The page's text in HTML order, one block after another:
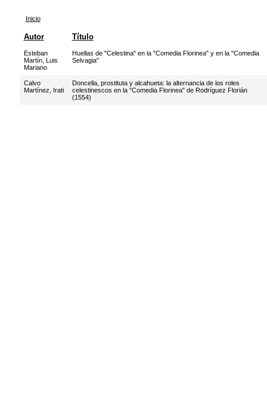
Inicio
Autor Título
Esteban
Martín, Luis
Mariano
Huellas de "Celestina" en la "Comedia Florinea" y en la "Comedia
Selvagia"
Calvo
Martínez, Irati
Doncella, prostituta y alcahueta: la alternancia de los roles
celestinescos en la "Comedia Florinea" de Rodríguez Florián
(1554)